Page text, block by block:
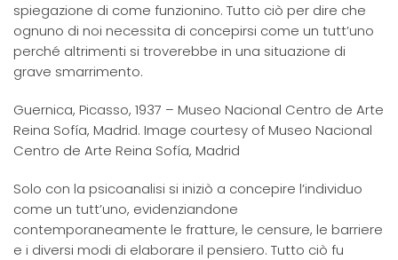
spiegazione di come funzionino. Tutto ciò per dire che
ognuno di noi necessita di concepirsi come un tutt’uno
perché altrimenti si troverebbe in una situazione di
grave smarrimento.
Guernica, Picasso, 1937 – Museo Nacional Centro de Arte
Reina Sofía, Madrid. Image courtesy of Museo Nacional
Centro de Arte Reina Sofía, Madrid
Solo con la psicoanalisi si iniziò a concepire l’individuo
come un tutt’uno, evidenziandone
contemporaneamente le fratture, le censure, le barriere
e i diversi modi di elaborare il pensiero. Tutto ciò fu